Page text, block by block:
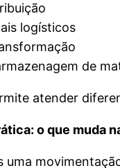
logísticos
de
atender
o que muda
uma